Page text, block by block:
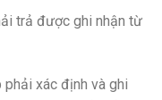
trả được ghi nhận từ
phải xác định và ghi